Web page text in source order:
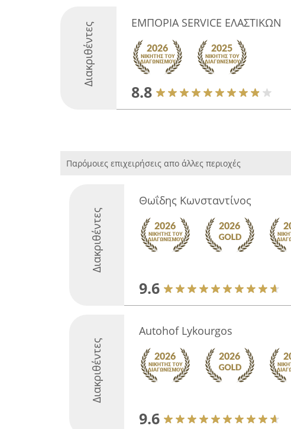
Διακριθέντες ΕΜΠΟΡΙΑ SERVICE ΕΛΑΣΤΙΚΩΝ
8.8
Παρόμοιες επιχειρήσεις απο άλλες περιοχές
Διακριθέντες
Θωΐδης Κωνσταντίνος
9.6
Διακριθέντες
Autohof Lykourgos
9.6